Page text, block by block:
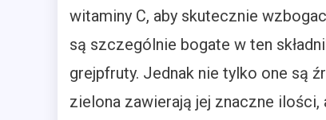
witaminy C, aby skutecznie
są szczególnie bogate w ten
grejpfruty. Jednak nie tylko one są
zielona zawierają jej znaczne